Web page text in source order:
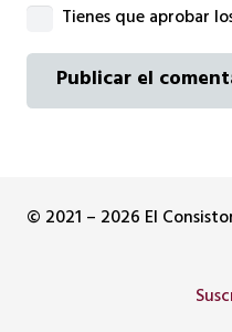
Tienes que aprobar
Publicar el
© 2021 – 2026 El